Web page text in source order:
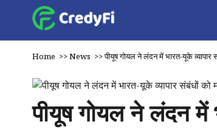
Home >>News >>पीयूष गोयल ने लंदन में भारत-यूके व्यापार
पीयूष गोयल ने लंदन में